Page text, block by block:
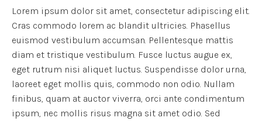
Lorem ipsum dolor sit amet, consectetur adipiscing elit.
Cras commodo lorem ac blandit ultricies. Phasellus
euismod vestibulum accumsan. Pellentesque mattis
diam et tristique vestibulum. Fusce luctus augue ex,
eget rutrum nisi aliquet luctus. Suspendisse dolor urna,
laoreet eget mollis quis, commodo non odio. Nullam
finibus, quam at auctor viverra, orci ante condimentum
ipsum, nec mollis risus magna sit amet odio. Sed